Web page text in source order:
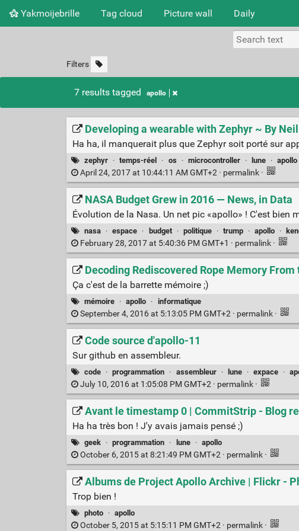
Yakmoijebrille Tag cloud Picture wall Daily
Filters
7 results tagged apollo
Developing a wearable with Zephyr ~ By
Ha ha, il manquerait plus que Zephyr soit porté sur
zephyr · temps-réel · os · microcontroller · lune · apollo
April 24, 2017 at 10:44:11 AM GMT+2 · permalink ·
NASA Budget Grew in 2016 — News, in Data
Évolution de la Nasa. Un net pic «apollo» ! C'est bien
nasa · espace · budget · politique · trump · apollo ·
February 28, 2017 at 5:40:36 PM GMT+1 · permalink ·
Decoding Rediscovered Rope Memory
Ça c'est de la barrette mémoire ;)
mémoire · apollo · informatique
September 4, 2016 at 5:13:05 PM GMT+2 · permalink ·
Code source d'apollo-11
Sur github en assembleur.
code · programmation · assembleur · lune · expace ·
July 10, 2016 at 1:05:08 PM GMT+2 · permalink ·
Avant le timestamp 0 | CommitStrip - Blog
Ha ha très bon ! J'y avais jamais pensé ;)
geek · programmation · lune · apollo
October 6, 2015 at 8:21:49 PM GMT+2 · permalink ·
Albums de Project Apollo Archive | Flickr -
Trop bien !
photo · apollo
October 5, 2015 at 5:15:11 PM GMT+2 · permalink ·